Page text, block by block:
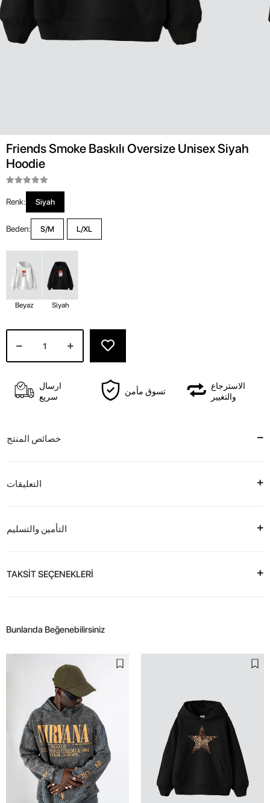
Friends Smoke Baskılı Oversize Unisex Siyah
Hoodie
Renk: Siyah
Beden: S/M L/XL
Beyaz Siyah
ارسال
سريع
تسوق مأمن
الاسترجاع
والتغيير
خصائص المنتج
التعليقات
التأمين والتسليم
TAKSİT SEÇENEKLERİ
Bunlarıda Beğenebilirsiniz